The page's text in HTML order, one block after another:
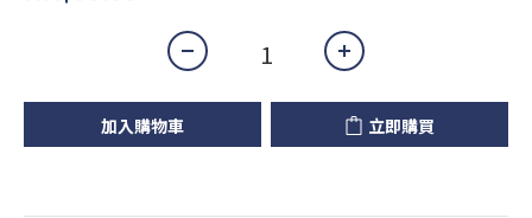
加入購物車 立即購買